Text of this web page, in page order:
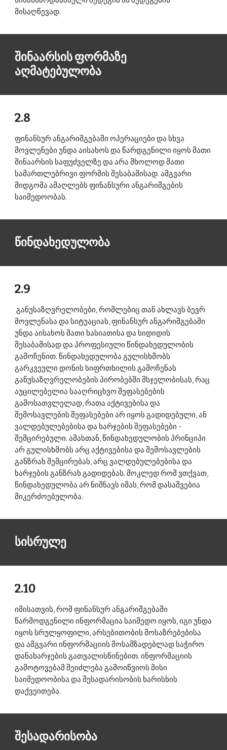
მისაღწევად.
შინაარსის ფორმაზე
აღმატებულობა
2.8
ფინანსურ ანგარიშგებაში ოპერაციები და სხვა
მოვლენები უნდა აისახოს და წარდგენილი იყოს მათი
შინაარსის საფუძველზე და არა მხოლოდ მათი
სამართლებრივი ფორმის შესაბამისად. ამგვარი
მიდგომა ამაღლებს ფინანსური ანგარიშგების
საიმედოობას.
წინდახედულობა
2.9
განუსაზღვრელობები, რომლებიც თან ახლავს ბევრ
მოვლენასა და სიტუაციას, ფინანსურ ანგარიშგებაში
უნდა აისახოს მათი ხასიათისა და სიდიდის
შესაბამისად და პროფესიული წინდახედულობის
გამოჩენით. წინდახედულობა გულისხმობს
გარკვეული დონის სიფრთხილის გამოჩენას
განუსაზღვრელობების პირობებში მსჯელობისას, რაც
აუცილებელია სააღრიცხვო შეფასებების
გამოსათვლელად, რათა აქტივებისა და
შემოსავლების შეფასებები არ იყოს გადიდებული, ან
ვალდებულებებისა და ხარჯების შეფასებები -
შემცირებული. ამასთან, წინდახედულობის პრინციპი
არ გულისხმობს არც აქტივებისა და შემოსავლების
განზრახ შემცირებას, არც ვალდებულებებისა და
ხარჯების განზრახ გადიდებას. მოკლედ რომ ვთქვათ,
წინდახედულობა არ ნიშნავს იმას, რომ დასაშვებია
მიკერძოებულობა.
სისრულე
2.10
იმისათვის, რომ ფინანსურ ანგარიშგებაში
წარმოდგენილი ინფორმაცია საიმედო იყოს, იგი უნდა
იყოს სრულყოფილი, არსებითობის მოსაზრებებისა
და ამგვარი ინფორმაციის მოსამზადებლად საჭირო
დანახარჯების გათვალისწინებით. ინფორმაციის
გამოტოვებამ შეიძლება გამოიწვიოს მისი
საიმედოობისა და შესადარისობის ხარისხის
დაქვეითება.
შესადარისობა